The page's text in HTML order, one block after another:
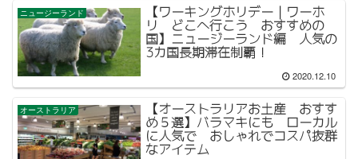
ニュージーランド 【ワーキングホリデー｜ワーホ
リ どこへ行こう おすすめの
国】ニュージーランド編 人気の
3カ国長期滞在制覇！
2020.12.10
オーストラリア 【オーストラリアお土産 おすす
め５選】バラマキにも ローカル
に人気で おしゃれでコスパ抜群
なアイテム